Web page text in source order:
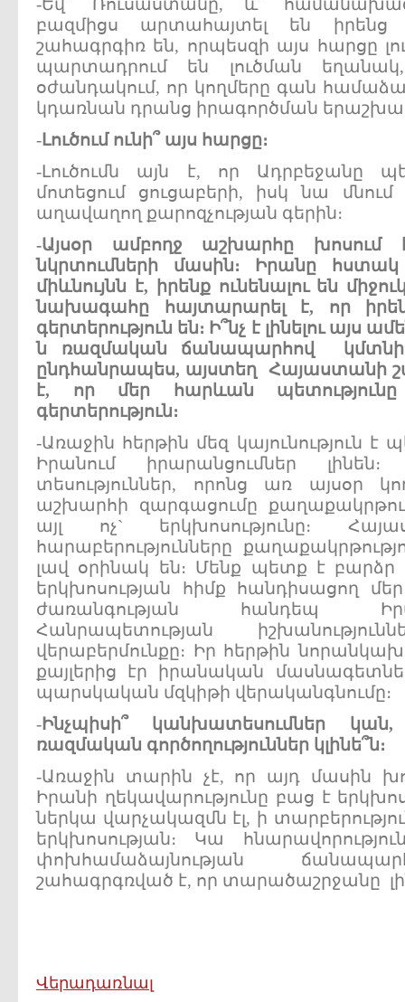
-Եվ՜ Ռուսաստանը, և՜
բազմիցս արտահայտել են իրենց
շահագրգիռ են, որպեսզի այս հարցը
պարտադրում են լուծման
օժանդակում, որ կողմերը գան
կդառնան դրանց իրագործման
-Լուծում ունի՞ այս հարցը։
-Լուծումն այն է, որ Ադրբեջանը
մոտեցում ցուցաբերի, իսկ նա մնում
աղավաղող քարոզչության գերին։
-Այսօր ամբողջ աշխարհը խոսում
նկրտումների
մասին։ Իրանը
հստակ
միևնույնն
է, իրենք ունենալու են
նախագահը
հայտարարել է, որ
գերտերություն են։ Ի՞նչ է լինելու այս
ն
ռազմական ճանապարհով
կմտնի
ընդհանրապես, այստեղ Հայաստանի
է, որ մեր հարևան
պետությունը
գերտերություն։
-Առաջին հերթին մեզ կայունություն
Իրանում իրարանցումներ
տեսություններ, որոնց առ այսօր
աշխարհի զարգացումը
այլ ոչ` երկխոսությունը։
հարաբերությունները
լավ օրինակ են։ Մենք պետք է
երկխոսության հիմք հանդիսացող
ժառանգության հանդեպ
Հանրապետության
վերաբերմունքը։ Իր հերթին
քայլերից էր իրանական
պարսկական մզկիթի վերականգնումը։
-Ինչպիսի՞ կանխատեսումներ կան
ռազմական գործողություններ կլինե՞ն։
-Առաջին տարին չէ, որ այդ մասին
Իրանի ղեկավարությունը բաց է
ներկա վարչակազմն էլ, ի
երկխոսության։ Կա
փոխհամաձայնության
շահագրգռված է, որ տարածաշրջանը
Վերադառնալ